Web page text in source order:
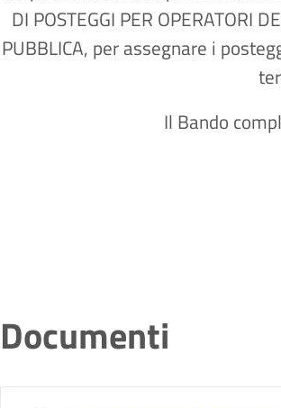
DI POSTEGGI PER OPERATORI
PUBBLICA, per assegnare i
Il Bando
Cap.
Documenti